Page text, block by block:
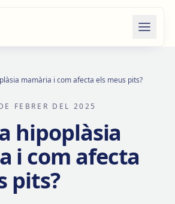
mamària i com afecta els meus pits?
FEBRER DEL 2025
hipoplàsia
i com afecta
pits?